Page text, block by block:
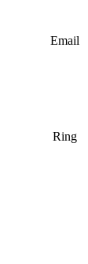
Email
Ring